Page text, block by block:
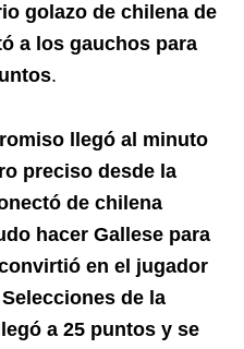
golazo de chilena de
a los gauchos para
.
llegó al minuto
preciso desde la
de chilena
hacer Gallese para
en el jugador
de la
a 25 puntos y se